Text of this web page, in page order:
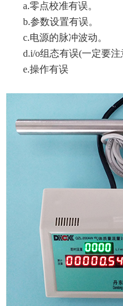
a.零点校准有误。
b.参数设置有误。
c.电源的脉冲波动。
d.i/o组态有误(一定要注
e.操作有误